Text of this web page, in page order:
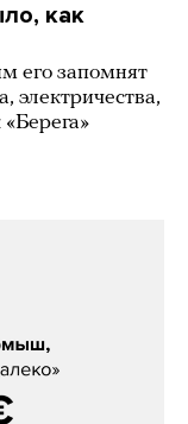
как
его запомнят
электричества,